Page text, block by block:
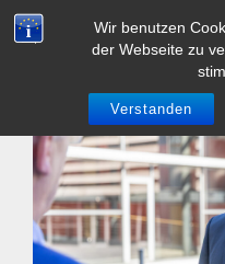
Wir benutzen
der Webseite zu
Verstanden
Zum
Inhalt
Tobias